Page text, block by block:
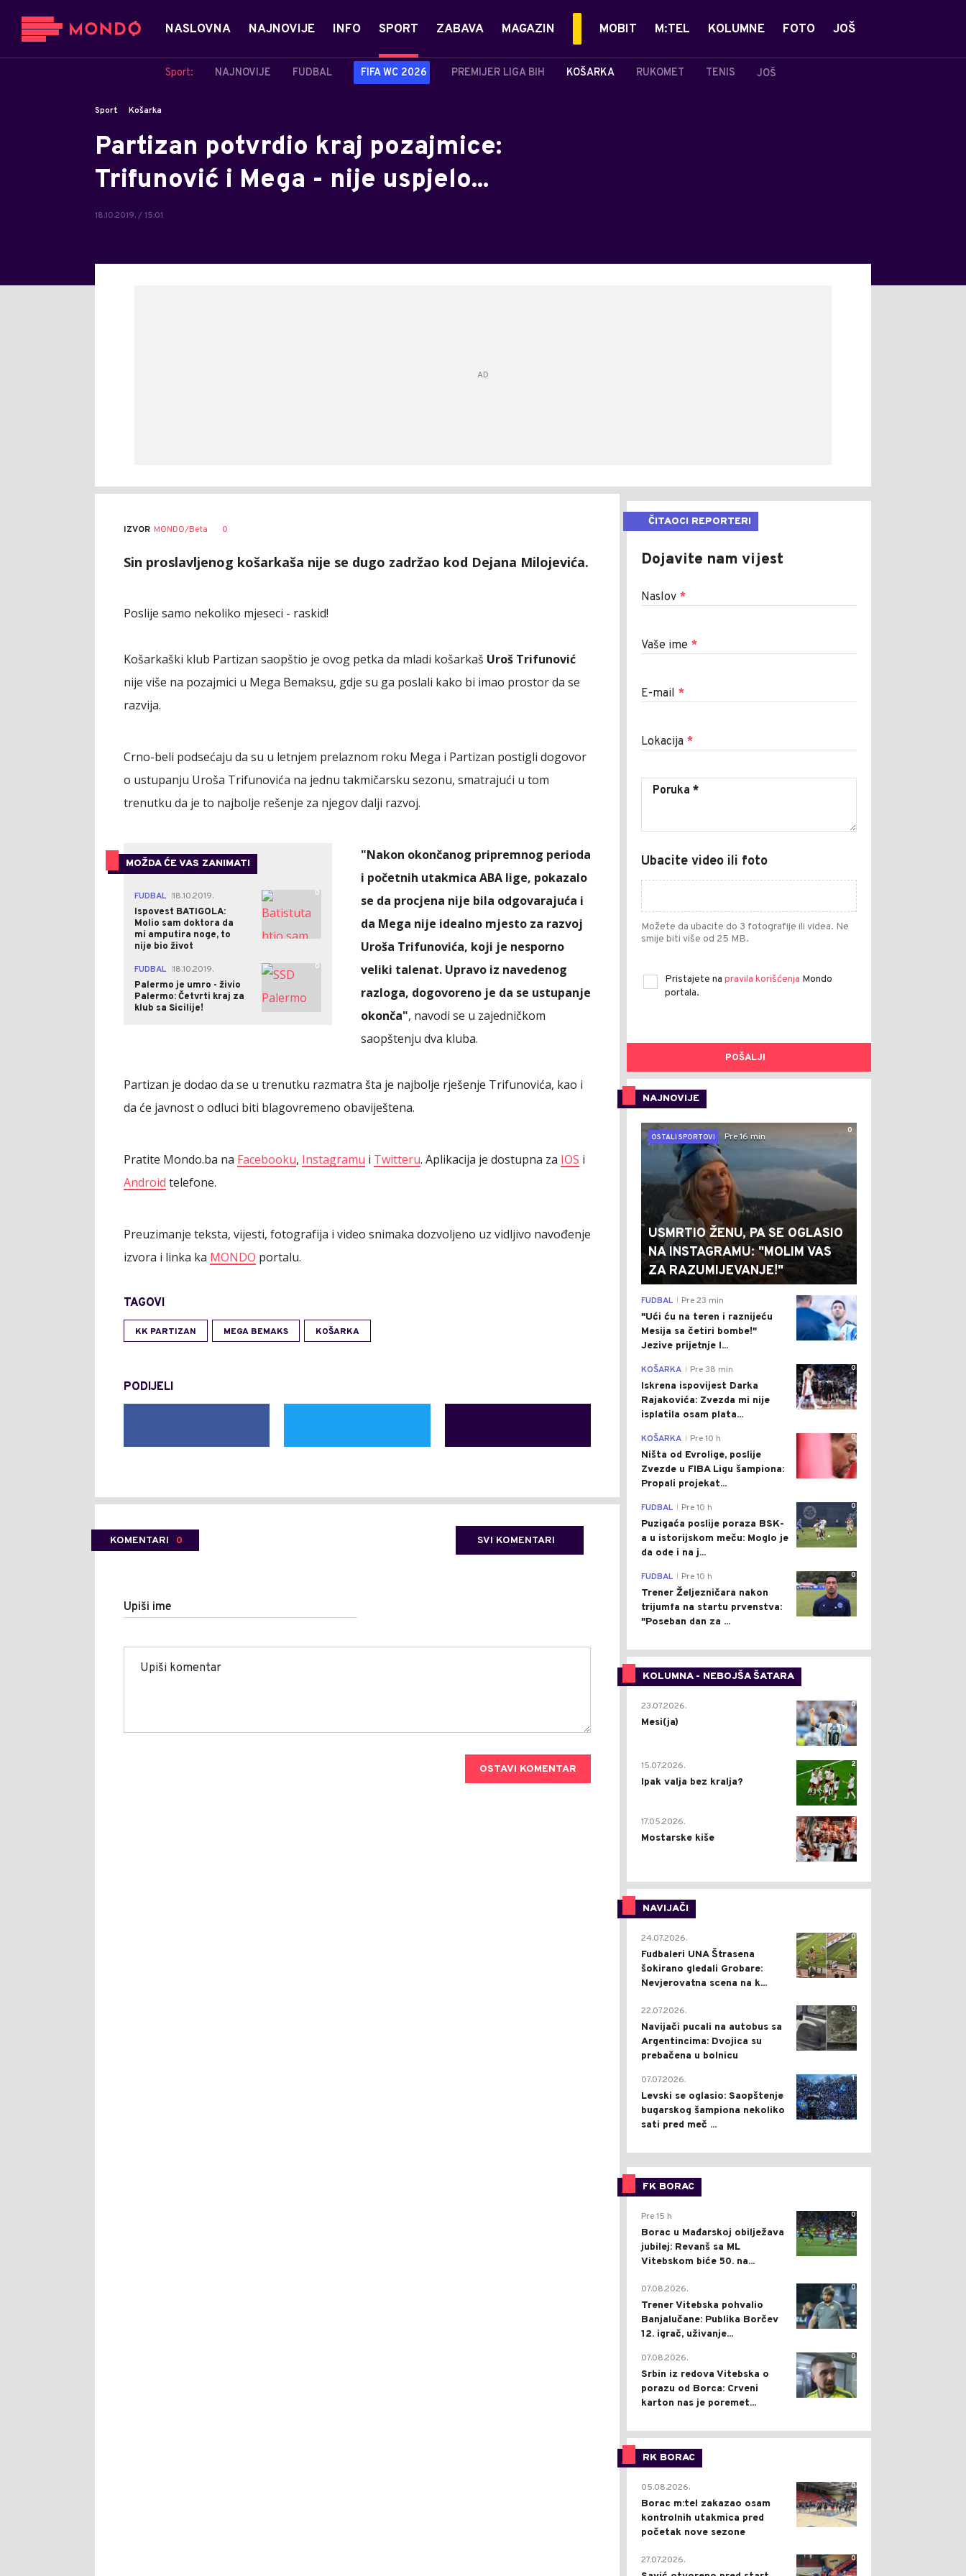
NASLOVNA NAJNOVIJE INFO SPORT
Sport: NAJNOVIJE FUDBAL FIFA WC 2026 PREMIJER LIGA BIH KOŠARKA RUKOMET TENIS JOŠ
ZABAVA MAGAZIN MOBIT M:TEL KOLUMNE FOTO JOŠ
Sport Košarka
Partizan potvrdio kraj pozajmice:
Trifunović i Mega - nije uspjelo...
18.10.2019. / 15:01
IZVOR MONDO/Beta 0
Sin proslavljenog košarkaša nije se dugo zadržao kod Dejana Milojevića.
Poslije samo nekoliko mjeseci - raskid!
Košarkaški klub Partizan saopštio je ovog petka da mladi košarkaš Uroš Trifunović
nije više na pozajmici u Mega Bemaksu, gdje su ga poslali kako bi imao prostor da se
razvija.
Crno-beli podsećaju da su u letnjem prelaznom roku Mega i Partizan postigli dogovor
o ustupanju Uroša Trifunovića na jednu takmičarsku sezonu, smatrajući u tom
trenutku da je to najbolje rešenje za njegov dalji razvoj.
MOŽDA ĆE VAS ZANIMATI
FUDBAL 18.10.2019.
Ispovest BATIGOLA:
Molio sam doktora da
mi amputira noge, to
nije bio život
0
FUDBAL 18.10.2019.
Palermo je umro - živio
Palermo: Četvrti kraj za
klub sa Sicilije!
0
"Nakon okončanog pripremnog perioda
i početnih utakmica ABA lige, pokazalo
se da procjena nije bila odgovarajuća i
da Mega nije idealno mjesto za razvoj
Uroša Trifunovića, koji je nesporno
veliki talenat. Upravo iz navedenog
razloga, dogovoreno je da se ustupanje
okonča", navodi se u zajedničkom
saopštenju dva kluba.
Partizan je dodao da se u trenutku razmatra šta je najbolje rješenje Trifunovića, kao i
da će javnost o odluci biti blagovremeno obaviještena.
Pratite Mondo.ba na Facebooku, Instagramu i Twitteru. Aplikacija je dostupna za IOS i
Android telefone.
Preuzimanje teksta, vijesti, fotografija i video snimaka dozvoljeno uz vidljivo navođenje
izvora i linka ka MONDO portalu.
TAGOVI
KK PARTIZAN MEGA BEMAKS KOŠARKA
PODIJELI
KOMENTARI 0 SVI KOMENTARI
Upiši ime
OSTAVI KOMENTAR
ČITAOCI REPORTERI
Dojavite nam vijest
Naslov *
Vaše ime *
E-mail *
Lokacija *
Ubacite video ili foto
Možete da ubacite do 3 fotografije ili videa. Ne
smije biti više od 25 MB.
Pristajete na pravila korišćenja Mondo
portala.
POŠALJI
NAJNOVIJE
0
OSTALI SPORTOVI
Pre 16 min
USMRTIO ŽENU, PA SE OGLASIO
NA INSTAGRAMU: "MOLIM VAS
ZA RAZUMIJEVANJE!"
0
FUDBAL Pre 23 min
"Ući ću na teren i raznijeću
Mesija sa četiri bombe!"
Jezive prijetnje l...
0
KOŠARKA Pre 38 min
Iskrena ispovijest Darka
Rajakovića: Zvezda mi nije
isplatila osam plata...
0
KOŠARKA Pre 10 h
Ništa od Evrolige, poslije
Zvezde u FIBA Ligu šampiona:
Propali projekat...
0
FUDBAL Pre 10 h
Puzigaća poslije poraza BSK-
a u istorijskom meču: Moglo je
da ode i na j...
0
FUDBAL Pre 10 h
Trener Željezničara nakon
trijumfa na startu prvenstva:
"Poseban dan za ...
KOLUMNA - NEBOJŠA ŠATARA
0
23.07.2026.
Mesi(ja)
2
15.07.2026.
Ipak valja bez kralja?
0
17.05.2026.
Mostarske kiše
NAVIJAČI
0
24.07.2026.
Fudbaleri UNA Štrasena
šokirano gledali Grobare:
Nevjerovatna scena na k...
0
22.07.2026.
Navijači pucali na autobus sa
Argentincima: Dvojica su
prebačena u bolnicu
1
07.07.2026.
Levski se oglasio: Saopštenje
bugarskog šampiona nekoliko
sati pred meč ...
FK BORAC
0
Pre 15 h
Borac u Mađarskoj obilježava
jubilej: Revanš sa ML
Vitebskom biće 50. na...
0
07.08.2026.
Trener Vitebska pohvalio
Banjalučane: Publika Borčev
12. igrač, uživanje...
0
07.08.2026.
Srbin iz redova Vitebska o
porazu od Borca: Crveni
karton nas je poremet...
RK BORAC
0
05.08.2026.
Borac m:tel zakazao osam
kontrolnih utakmica pred
početak nove sezone
0
27.07.2026.